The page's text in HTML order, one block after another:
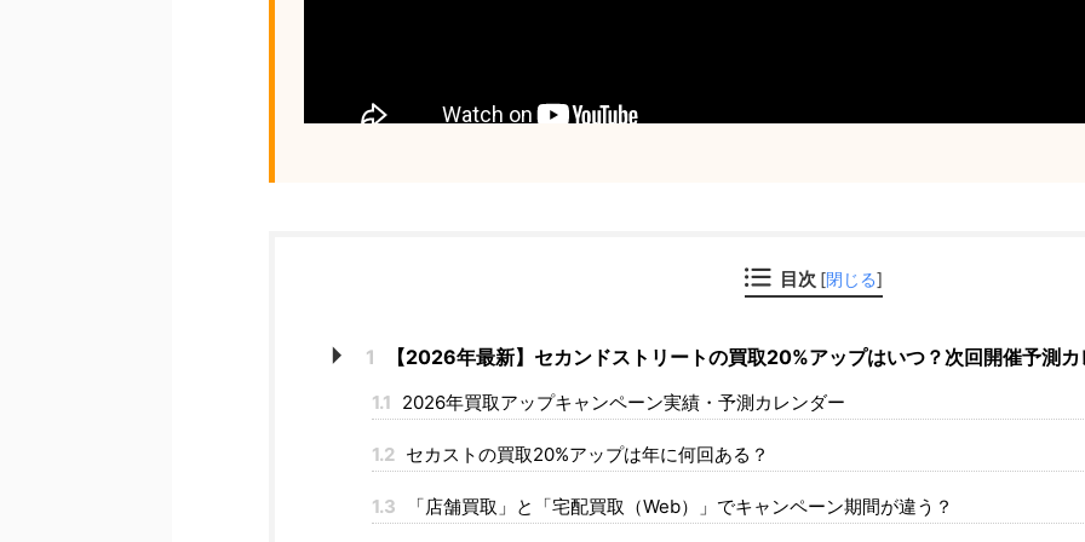
目次 [閉じる]
1 【2026年最新】セカンドストリートの買取20%アップはいつ？次回開催予測
1.1 2026年買取アップキャンペーン実績・予測カレンダー
1.2 セカストの買取20%アップは年に何回ある？
1.3
「店舗買取」と「宅配買取（Web）」でキャンペーン期間が違う？